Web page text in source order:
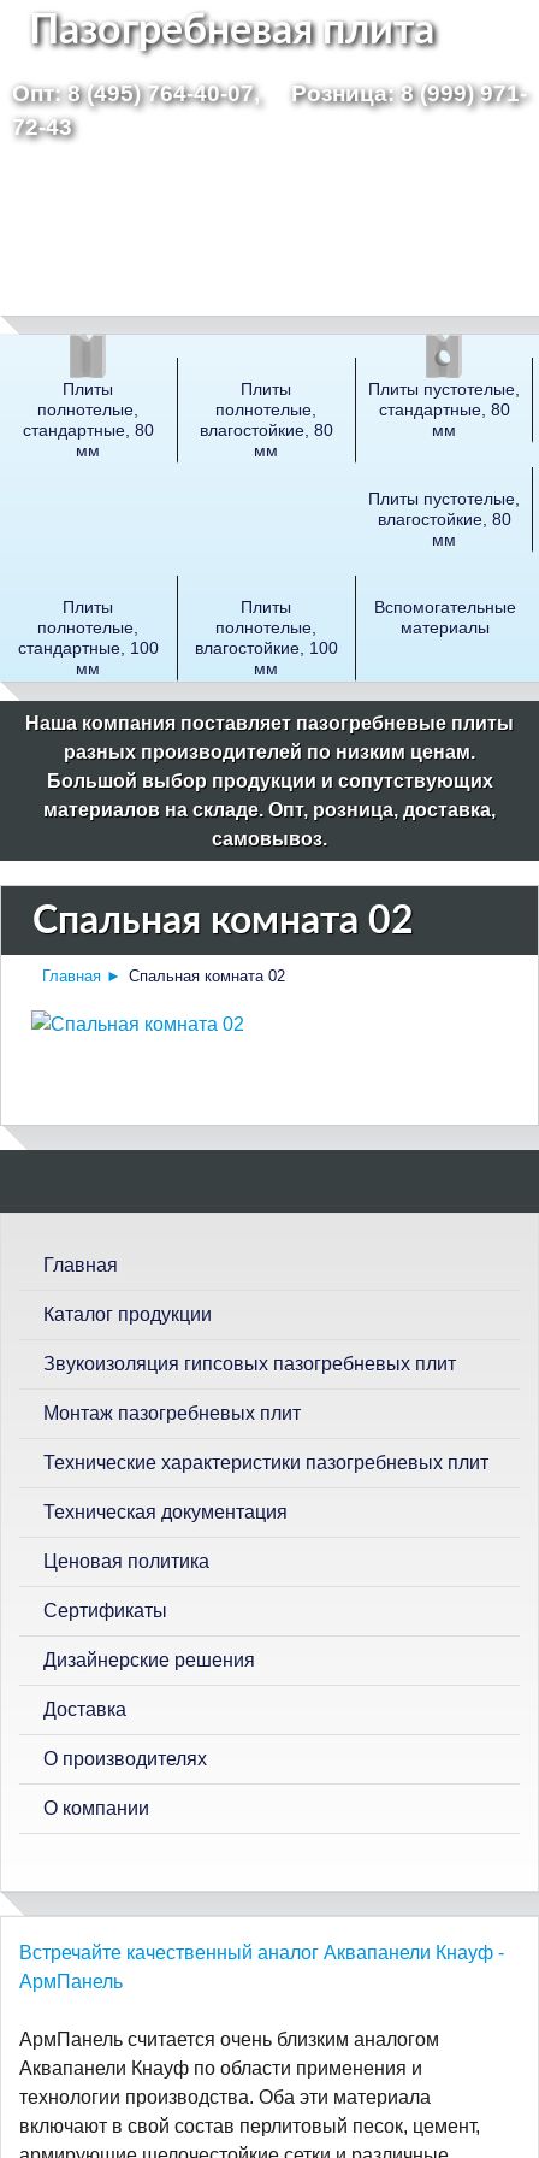
Перейти
основному
Пазогребневая плита
Опт: 8 (495) 764-40-07,
Розница: 8 (999) 971-
72-43
Плиты
полнотелые,
стандартные, 80
мм
Плиты
полнотелые,
влагостойкие, 80
мм
Плиты пустотелые,
стандартные, 80
мм
Плиты пустотелые,
влагостойкие, 80
мм
Плиты
полнотелые,
стандартные, 100
мм
Плиты
полнотелые,
влагостойкие, 100
мм
Вспомогательные
материалы
Наша компания поставляет пазогребневые плиты
разных производителей по низким ценам.
Большой выбор продукции и сопутствующих
материалов на складе. Опт, розница, доставка,
самовывоз.
Спальная комната 02
Главная► Спальная комната 02
Главная
Каталог продукции
Звукоизоляция гипсовых пазогребневых плит
Монтаж пазогребневых плит
Технические характеристики пазогребневых плит
Техническая документация
Ценовая политика
Сертификаты
Дизайнерские решения
Доставка
О производителях
О компании
Встречайте качественный аналог Аквапанели Кнауф -
АрмПанель
АрмПанель считается очень близким аналогом
Аквапанели Кнауф по области применения и
технологии производства. Оба эти материала
включают в свой состав перлитовый песок, цемент,